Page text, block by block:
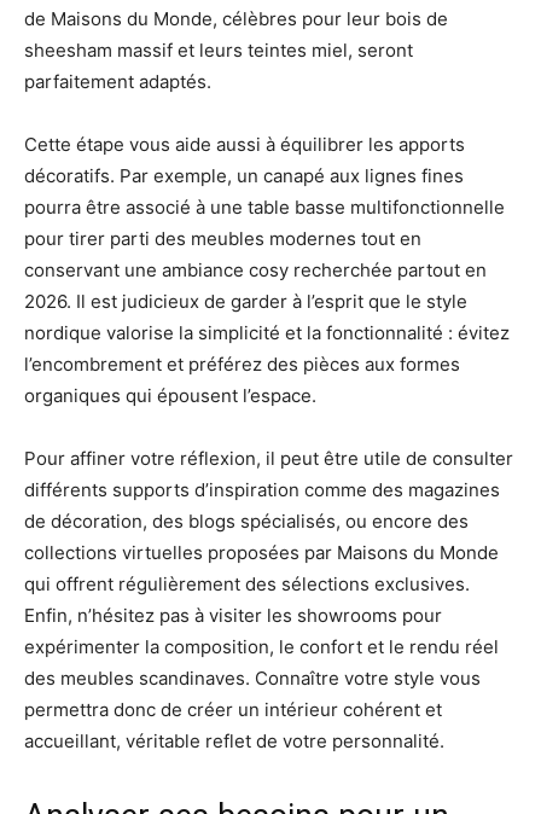
de Maisons du Monde, célèbres pour leur bois de
sheesham massif et leurs teintes miel, seront
parfaitement adaptés.
Cette étape vous aide aussi à équilibrer les apports
décoratifs. Par exemple, un canapé aux lignes fines
pourra être associé à une table basse multifonctionnelle
pour tirer parti des meubles modernes tout en
conservant une ambiance cosy recherchée partout en
2026. Il est judicieux de garder à l’esprit que le style
nordique valorise la simplicité et la fonctionnalité : évitez
l’encombrement et préférez des pièces aux formes
organiques qui épousent l’espace.
Pour affiner votre réflexion, il peut être utile de consulter
différents supports d’inspiration comme des magazines
de décoration, des blogs spécialisés, ou encore des
collections virtuelles proposées par Maisons du Monde
qui offrent régulièrement des sélections exclusives.
Enfin, n’hésitez pas à visiter les showrooms pour
expérimenter la composition, le confort et le rendu réel
des meubles scandinaves. Connaître votre style vous
permettra donc de créer un intérieur cohérent et
accueillant, véritable reflet de votre personnalité.